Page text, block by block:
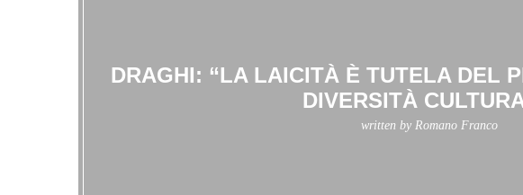
DRAGHI: “LA LAICITÀ È TUTELA DEL
DIVERSITÀ
written by Romano Franco